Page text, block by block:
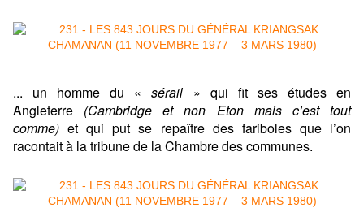
... un homme du «sérail » qui fit ses études en
Angleterre (Cambridge et non Eton mais c’est tout
comme)et qui put se repaître des fariboles que l’on
racontait à la tribune de la Chambre des communes.